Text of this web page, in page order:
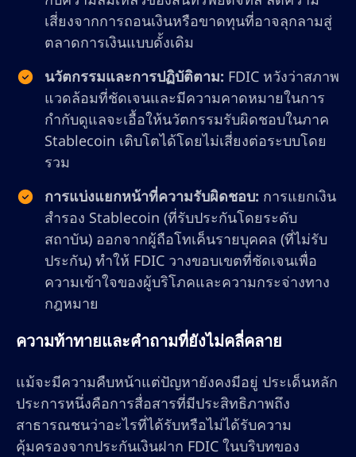
เสี่ยงจากการถอนเงินหรือขาดทุนที่อาจลุกลามสู่
ตลาดการเงินแบบดั้งเดิม
นวัตกรรมและการปฏิบัติตาม: FDIC หวังว่าสภาพ
แวดล้อมที่ชัดเจนและมีความคาดหมายในการ
กำกับดูแลจะเอื้อให้นวัตกรรมรับผิดชอบในภาค
Stablecoin เติบโตได้โดยไม่เสี่ยงต่อระบบโดย
รวม
การแบ่งแยกหน้าที่ความรับผิดชอบ: การแยกเงิน
สำรอง Stablecoin (ที่รับประกันโดยระดับ
สถาบัน) ออกจากผู้ถือโทเค็นรายบุคคล (ที่ไม่รับ
ประกัน) ทำให้ FDIC วางขอบเขตที่ชัดเจนเพื่อ
ความเข้าใจของผู้บริโภคและความกระจ่างทาง
กฎหมาย
ความท้าทายและคำถามที่ยังไม่คลี่คลาย
แม้จะมีความคืบหน้าแต่ปัญหายังคงมีอยู่ ประเด็นหลัก
ประการหนึ่งคือการสื่อสารที่มีประสิทธิภาพถึง
สาธารณชนว่าอะไรที่ได้รับหรือไม่ได้รับความ
คุ้มครองจากประกันเงินฝาก FDIC ในบริบทของ